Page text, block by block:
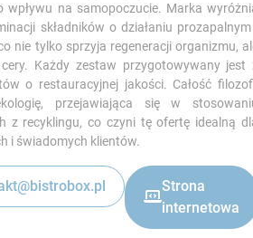
wpływu na samopoczucie. Marka
składników o działaniu
nie tylko sprzyja regeneracji organizmu,
Każdy zestaw przygotowywany jest
o restauracyjnej jakości. Całość
przejawiająca się w
z recyklingu, co czyni tę ofertę idealną
i świadomych klientów.
Strona
internetowa